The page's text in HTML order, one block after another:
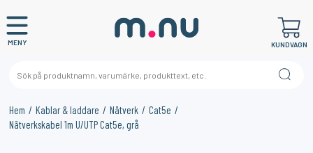
MENY KUNDVAGN
Hem Kablar & laddare Nätverk
Cat5e
Nätverkskabel 1m U/UTP Cat5e, grå